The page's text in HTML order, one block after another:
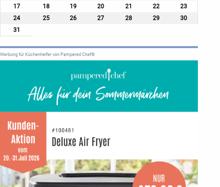
17
18 19 20 21 22
23
24
25 26 27 28 29
30
31
Werbung für Küchenhelfer von Pampered Chef®